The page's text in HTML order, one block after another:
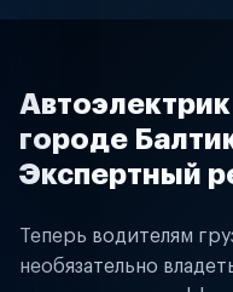
городе
Экспертный
Теперь водителям
необязательно